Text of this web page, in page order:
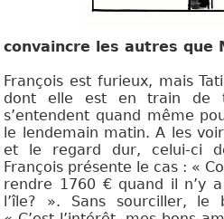
convaincre les autres que
François est furieux, mais
dont elle est en train de
s’entendent quand même
le lendemain matin. A les
et le regard dur, celui-ci
François présente le cas : «
rendre 1760 € quand il n’y
l’île? ». Sans sourciller, le